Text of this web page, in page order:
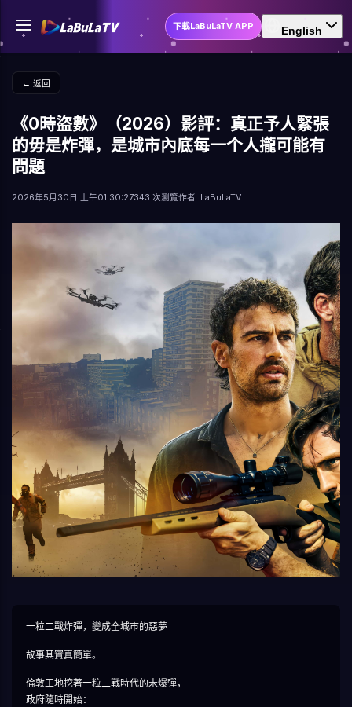
下載LaBuLaTV APP English
← 返回
《0時盜數》（2026）影評：真正予人緊張
的毋是炸彈，是城市內底每一个人攏可能有
問題
2026年5月30日 上午01:30:27343 次瀏覽作者: LaBuLaTV
一粒二戰炸彈，變成全城市的惡夢
故事其實真簡單。
倫敦工地挖著一粒二戰時代的未爆彈，
政府隨時開始：